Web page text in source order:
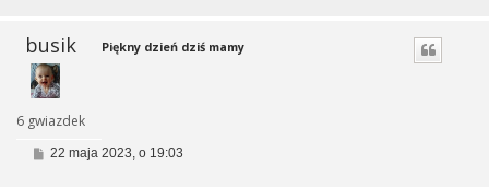
busik
6 gwiazdek
Piękny dzień dziś mamy
P22 maja 2023, o 19:03